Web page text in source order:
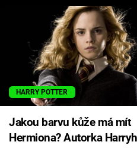
HARRY POTTER
Jakou barvu kůže má mít
Hermiona? Autorka